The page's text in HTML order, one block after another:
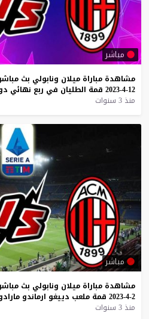
مباشر
مشاهدة مباراة ميلان ونابولي بث
12-4-2023
قمة الطليان في ربع نهائي
منذ 3 سنوات
مباشر
مشاهدة مباراة ميلان ونابولي بث
2-4-2023
قمة ملعب دييغو ارماندو
منذ 3 سنوات